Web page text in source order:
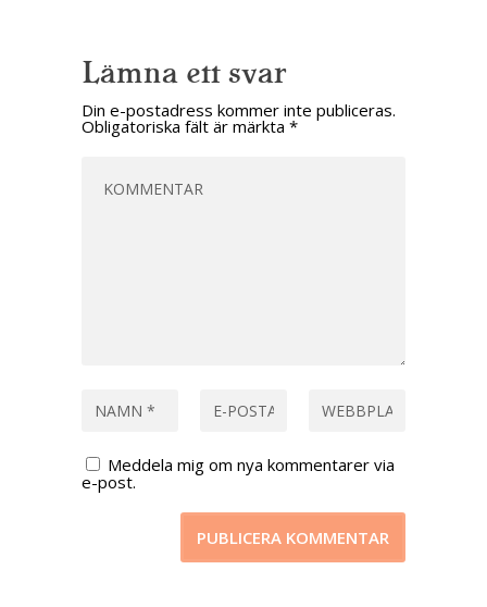
Lämna ett svar
Din e-postadress kommer inte publiceras.
Obligatoriska fält är märkta *
Meddela mig om nya kommentarer via
e-post.